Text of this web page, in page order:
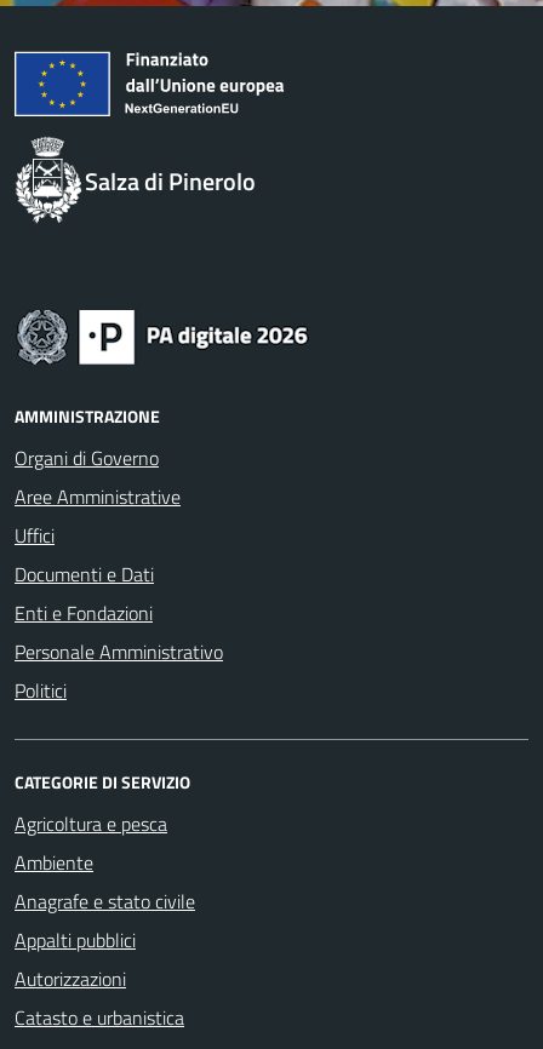
Salza di Pinerolo
AMMINISTRAZIONE
Organi di Governo
Aree Amministrative
Uffici
Documenti e Dati
Enti e Fondazioni
Personale Amministrativo
Politici
CATEGORIE DI SERVIZIO
Agricoltura e pesca
Ambiente
Anagrafe e stato civile
Appalti pubblici
Autorizzazioni
Catasto e urbanistica